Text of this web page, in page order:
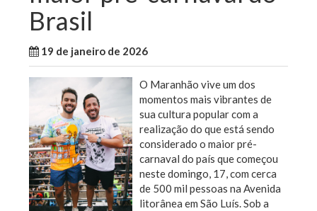
Brasil
19 de janeiro de 2026
O Maranhão vive um dos
momentos mais vibrantes de
sua cultura popular com a
realização do que está sendo
considerado o maior pré-
carnaval do país que começou
neste domingo, 17, com cerca
de 500 mil pessoas na Avenida
litorânea em São Luís. Sob a